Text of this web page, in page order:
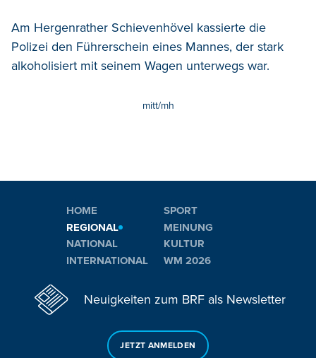
Am Hergenrather Schievenhövel kassierte die
Polizei den Führerschein eines Mannes, der stark
alkoholisiert mit seinem Wagen unterwegs war.
mitt/mh
HOME
REGIONAL
NATIONAL
INTERNATIONAL
SPORT
MEINUNG
KULTUR
WM 2026
Neuigkeiten zum BRF als Newsletter
JETZT ANMELDEN